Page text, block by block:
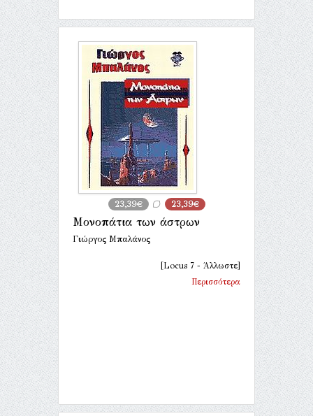
23,39€ 23,39€
Μονοπάτια των άστρων
Γιώργος Μπαλάνος
[Locus 7 - Άλλωστε]
Περισσότερα